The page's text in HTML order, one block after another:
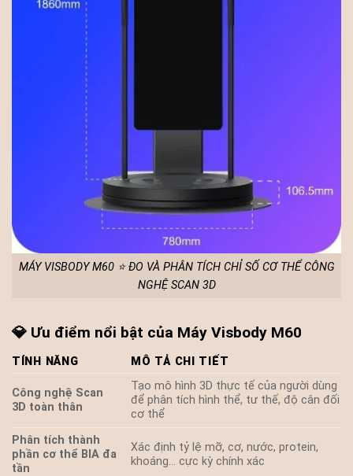
MÁY VISBODY M60 ⭐ ĐO VÀ PHÂN TÍCH CHỈ SỐ CƠ THỂ CÔNG
NGHỆ SCAN 3D
💎 Ưu điểm nổi bật của Máy Visbody M60
TÍNH NĂNG MÔ TẢ CHI TIẾT
Công nghệ Scan
3D toàn thân
Tạo mô hình 3D thực tế của người dùng
để phân tích hình thể, tư thế, độ cân đối
cơ thể
Phân tích thành
phần cơ thể BIA đa
tần
Xác định tỷ lệ mỡ, cơ, nước, protein,
khoáng… cực kỳ chính xác